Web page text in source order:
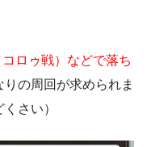
ロゥ戦）などで落ち
の周回が求められま
さい）